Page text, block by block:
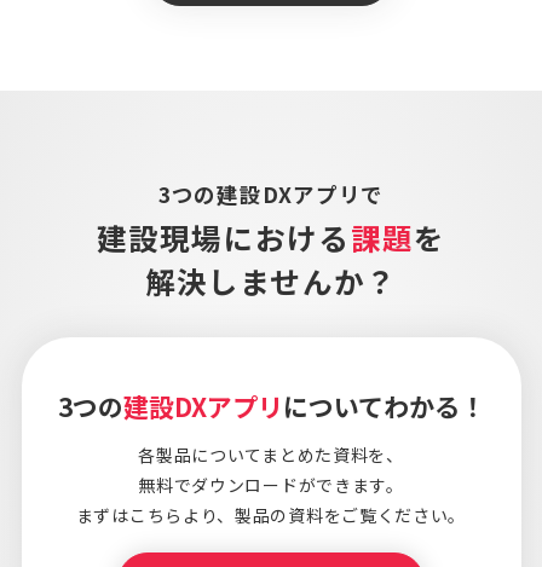
3つの建設DXアプリで
建設現場における課題を
解決しませんか？
3つの建設DXアプリ についてわかる！
各製品についてまとめた資料を、
無料でダウンロードができます。
まずはこちらより、製品の資料をご覧ください。